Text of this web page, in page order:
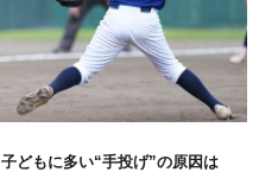
子どもに多い“手投げ”の原因は